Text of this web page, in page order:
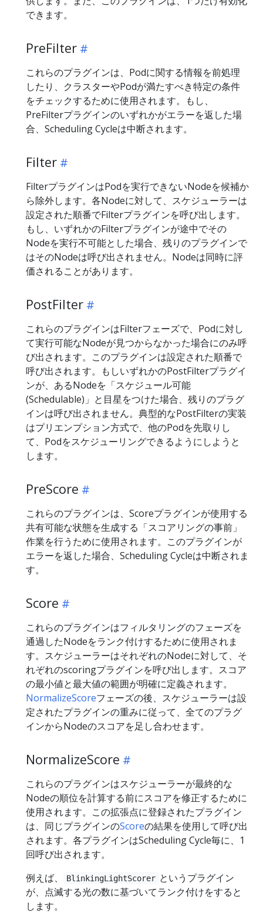
できます。
PreFilter
これらのプラグインは、Podに関する情報を前処理
したり、クラスターやPodが満たすべき特定の条件
をチェックするために使用されます。もし、
PreFilterプラグインのいずれかがエラーを返した場
合、Scheduling Cycleは中断されます。
Filter
FilterプラグインはPodを実行できないNodeを候補か
ら除外します。各Nodeに対して、スケジューラーは
設定された順番でFilterプラグインを呼び出します。
もし、いずれかのFilterプラグインが途中でその
Nodeを実行不可能とした場合、残りのプラグインで
はそのNodeは呼び出されません。Nodeは同時に評
価されることがあります。
PostFilter
これらのプラグインはFilterフェーズで、Podに対し
て実行可能なNodeが見つからなかった場合にのみ呼
び出されます。このプラグインは設定された順番で
呼び出されます。もしいずれかのPostFilterプラグイ
ンが、あるNodeを「スケジュール可能
(Schedulable)」と目星をつけた場合、残りのプラグ
インは呼び出されません。典型的なPostFilterの実装
はプリエンプション方式で、他のPodを先取りし
て、Podをスケジューリングできるようにしようと
します。
PreScore
これらのプラグインは、Scoreプラグインが使用する
共有可能な状態を生成する「スコアリングの事前」
作業を行うために使用されます。このプラグインが
エラーを返した場合、Scheduling Cycleは中断されま
す。
Score
これらのプラグインはフィルタリングのフェーズを
通過したNodeをランク付けするために使用されま
す。スケジューラーはそれぞれのNodeに対して、そ
れぞれのscoringプラグインを呼び出します。スコア
の最小値と最大値の範囲が明確に定義されます。
NormalizeScoreフェーズの後、スケジューラーは設
定されたプラグインの重みに従って、全てのプラグ
インからNodeのスコアを足し合わせます。
NormalizeScore
これらのプラグインはスケジューラーが最終的な
Nodeの順位を計算する前にスコアを修正するために
使用されます。この拡張点に登録されたプラグイン
は、同じプラグインのScoreの結果を使用して呼び出
されます。各プラグインはScheduling Cycle毎に、1
回呼び出されます。
例えば、
BlinkingLightScorer というプラグイン
が、点滅する光の数に基づいてランク付けをすると
します。